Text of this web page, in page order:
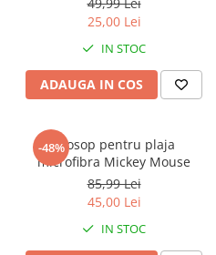
25,00 Lei
IN STOC
ADAUGA IN COS
-48%Prosop pentru plaja
microfibra Mickey Mouse
85,99 Lei
45,00 Lei
IN STOC